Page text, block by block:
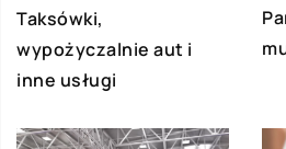
Taksówki,
wypożyczalnie aut i
inne usługi